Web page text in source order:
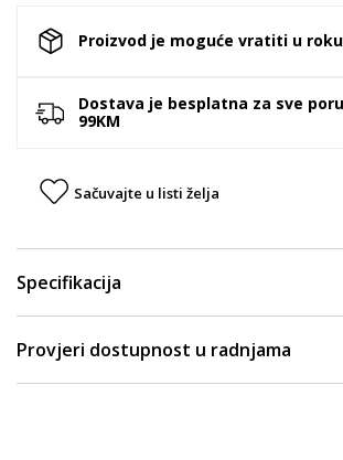
Proizvod je moguće vratiti u
Dostava je besplatna za sve
99KM
Sačuvajte u listi želja
Specifikacija
Provjeri dostupnost u radnjama